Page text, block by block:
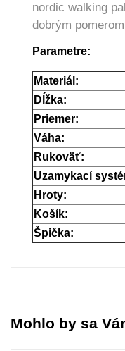
nordic walking
dobrým
Parametre:
Materiál:
Dĺžka:
Priemer:
Váha:
Rukoväť:
Uzamykací
Hroty:
Košík:
Špička:
Mohlo by sa